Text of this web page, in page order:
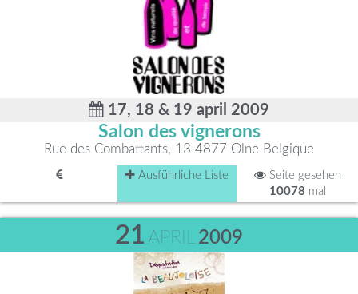
17, 18 & 19 april 2009
Salon des vignerons
Rue des Combattants, 13 4877 Olne Belgique
Ausführliche Liste
Seite gesehen
10078 mal
21 APRIL 2009